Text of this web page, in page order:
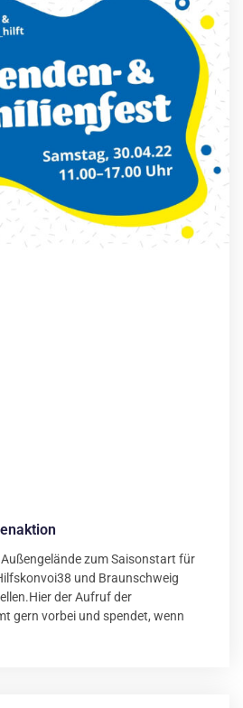
zum Saisonstart für
und Braunschweig
der Aufruf der
gern vorbei und spendet, wenn